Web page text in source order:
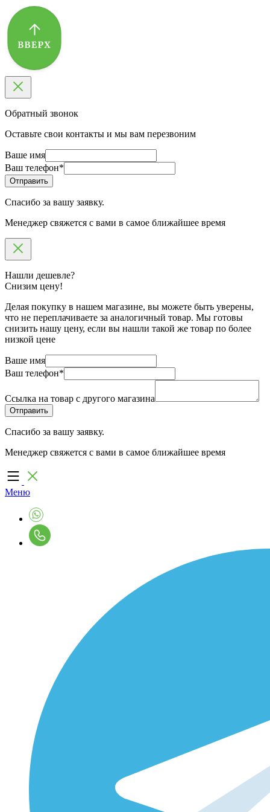
Обратный звонок
Оставьте свои контакты и мы вам перезвоним
Ваше имя
Ваш телефон*
Спасибо за вашу заявку.
Менеджер свяжется с вами в самое ближайшее время
Нашли дешевле?
Снизим цену!
Делая покупку в нашем магазине, вы можете быть уверены,
что не переплачиваете за аналогичный товар. Мы готовы
снизить нашу цену, если вы нашли такой же товар по более
низкой цене
Ваше имя
Ваш телефон*
Ссылка на товар с другого магазина
Спасибо за вашу заявку.
Менеджер свяжется с вами в самое ближайшее время
Меню